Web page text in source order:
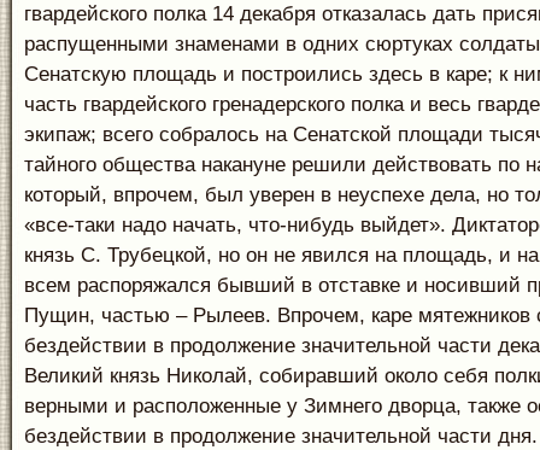
гвардейского полка 14 декабря отказалась дать
распущенными знаменами в одних сюртуках
Сенатскую площадь и построились здесь в каре; к
часть гвардейского гренадерского полка и весь
экипаж; всего собралось на Сенатской площади
тайного общества накануне решили действовать по
который, впрочем, был уверен в неуспехе дела, но
«все-таки надо начать, что-нибудь выйдет».
князь С. Трубецкой, но он не явился на площадь, и
всем распоряжался бывший в отставке и носивший
Пущин, частью – Рылеев. Впрочем, каре мятежников
бездействии в продолжение значительной части
Великий князь Николай, собиравший около себя
верными и расположенные у Зимнего дворца, также
бездействии в продолжение значительной части